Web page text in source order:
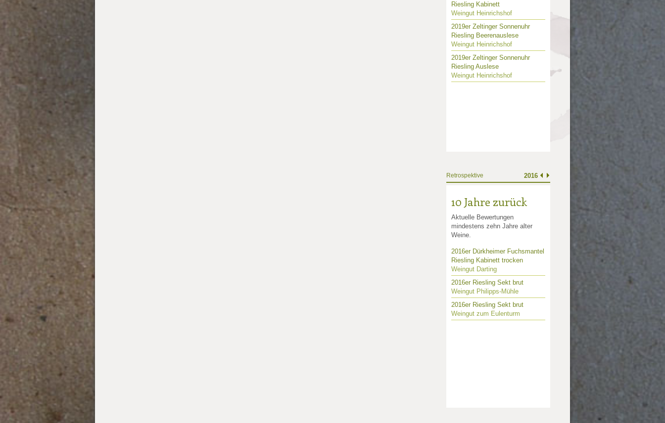
Riesling Kabinett
Weingut Heinrichshof
2019er Zeltinger Sonnenuhr
Riesling Beerenauslese
Weingut Heinrichshof
2019er Zeltinger Sonnenuhr
Riesling Auslese
Weingut Heinrichshof
Retrospektive
10 Jahre zurück
Aktuelle Bewertungen
mindestens zehn Jahre alter
Weine.
2016
2016er Dürkheimer Fuchsmantel
Riesling Kabinett trocken
Weingut Darting
2016er Riesling Sekt brut
Weingut Philipps-Mühle
2016er Riesling Sekt brut
Weingut zum Eulenturm